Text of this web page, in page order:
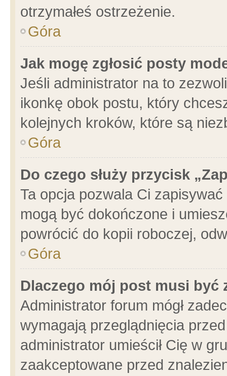
otrzymałeś ostrzeżenie.
Góra
Jak mogę zgłosić posty
Jeśli administrator na to
ikonkę obok postu, który
kolejnych kroków, które są
Góra
Do czego służy przycisk
Ta opcja pozwala Ci
mogą być dokończone i
powrócić do kopii roboczej,
Góra
Dlaczego mój post musi być
Administrator forum mógł
wymagają przeglądnięcia
administrator umieścił Cię w
zaakceptowane przed